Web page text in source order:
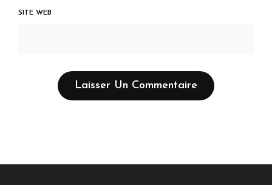
SITE WEB